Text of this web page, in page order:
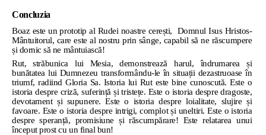
Concluzia
Boaz este un prototip al Rudei noastre cerești,
Domnul Isus Hristos-
Mântuitorul, care este al nostru prin sânge, capabil să ne răscumpere
și dornic să ne mântuiască!
Rut, străbunica lui Mesia, demonstrează harul, îndrumarea și
bunătatea lui Dumnezeu transformându-le în situații dezastruoase în
triumf, radiind Gloria Sa. Istoria lui Rut este bine cunoscută. Este o
istoria despre criză, suferință și tristețe. Este o istoria despre dragoste,
devotament și supunere. Este o istoria despre loialitate, slujire și
favoare. Este o istoria despre intrigi, complot și uneltiri. Este o istoria
despre speranță, promisiune și răscumpărare! Este relatarea unui
început prost cu un final bun!